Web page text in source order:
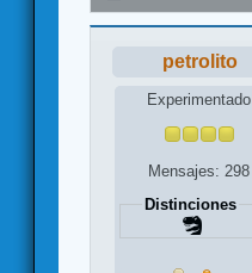
petrolito
Experimentado
Mensajes: 298
Distinciones